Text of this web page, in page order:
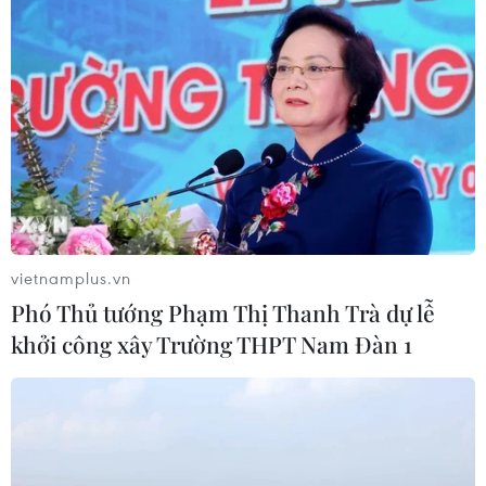
Thi lại ở Tuyên Quang: Thí
sinh vẫn được xét tuyển đại học theo
nguyện vọng đã đăng ký
05/08/2026 11:02
Thứ trưởng Bộ GD-ĐT: Thi lại không
phải để xóa bỏ trách nhiệm của thí
sinh
05/08/2026 09:19
Bắc Ninh: Tinh gọn hơn 50% đầu mối
vietnamplus.vn
Phó Thủ tướng Phạm Thị Thanh Trà dự lễ
khởi công xây Trường THPT Nam Đàn 1